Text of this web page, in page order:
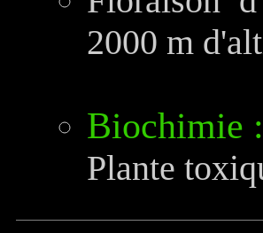
2000 m
Biochimie :
Plante